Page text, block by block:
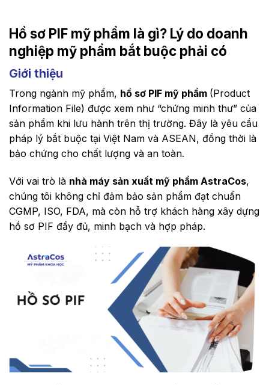
Hồ sơ PIF mỹ phẩm là gì? Lý do doanh
nghiệp mỹ phẩm bắt buộc phải có
Giới thiệu
Trong ngành mỹ phẩm, hồ sơ PIF mỹ phẩm (Product
Information File) được xem như “chứng minh thư” của
sản phẩm khi lưu hành trên thị trường. Đây là yêu cầu
pháp lý bắt buộc tại Việt Nam và ASEAN, đồng thời là
bảo chứng cho chất lượng và an toàn.
Với vai trò là nhà máy sản xuất mỹ phẩm AstraCos,
chúng tôi không chỉ đảm bảo sản phẩm đạt chuẩn
CGMP, ISO, FDA, mà còn hỗ trợ khách hàng xây dựng
hồ sơ PIF đầy đủ, minh bạch và hợp pháp.